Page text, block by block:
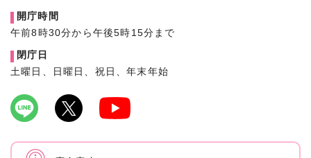
開庁時間
午前8時30分から午後5時15分まで
閉庁日
土曜日、日曜日、祝日、年末年始